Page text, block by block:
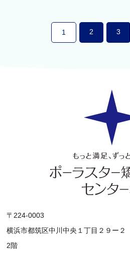
1 2 3
〒224-0003
横浜市都筑区中川中央１丁目２９ー２
2階